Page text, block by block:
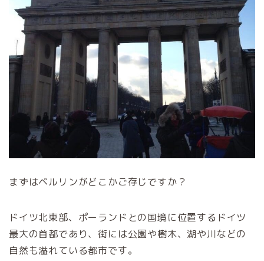
まずはベルリンがどこかご存じですか？
ドイツ北東部、ポーランドとの国境に位置するドイツ
最大の首都であり、街には公園や樹木、湖や川などの
自然も溢れている都市です。